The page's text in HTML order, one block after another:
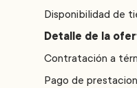
Disponibilidad de
Detalle de la
Contratación a
Pago de